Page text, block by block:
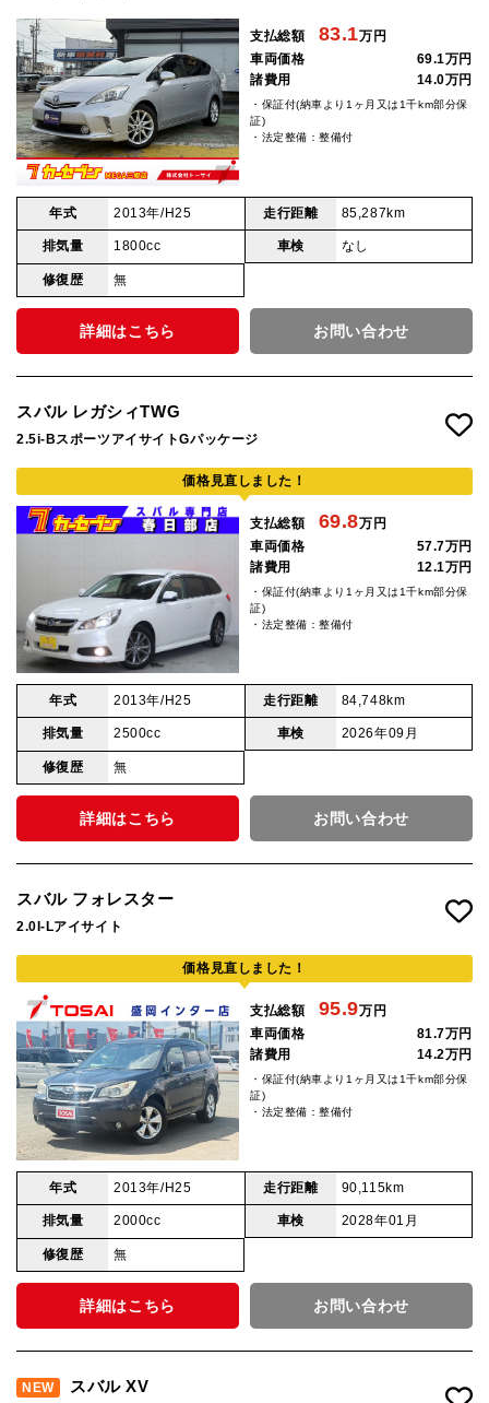
支払総額 83.1万円
車両価格
69.1万円
諸費用
14.0万円
・保証付(納車より1ヶ月又は1千km部分保
証)
・法定整備：整備付
年式 2013年/H25 走行距離 85,287km
排気量 1800cc 車検 なし
修復歴 無
詳細はこちら お問い合わせ
スバル レガシィTWG
2.5i-BスポーツアイサイトGパッケージ
価格見直しました！
支払総額 69.8万円
車両価格
57.7万円
諸費用
12.1万円
・保証付(納車より1ヶ月又は1千km部分保
証)
・法定整備：整備付
年式 2013年/H25 走行距離 84,748km
排気量 2500cc 車検 2026年09月
修復歴 無
詳細はこちら お問い合わせ
スバル フォレスター
2.0I-Lアイサイト
価格見直しました！
支払総額 95.9万円
車両価格
81.7万円
諸費用
14.2万円
・保証付(納車より1ヶ月又は1千km部分保
証)
・法定整備：整備付
年式 2013年/H25 走行距離 90,115km
排気量 2000cc 車検 2028年01月
修復歴 無
詳細はこちら お問い合わせ
NEW スバル XV